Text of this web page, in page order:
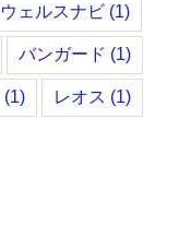
ウェルスナビ (1)
バンガード (1)
(1) レオス (1)